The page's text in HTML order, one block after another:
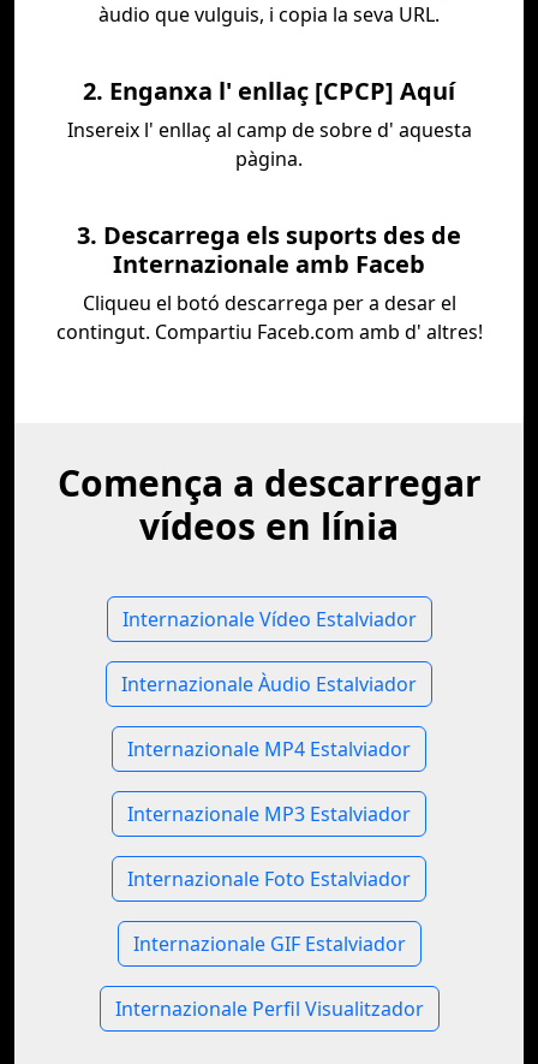
àudio que vulguis, i copia la seva URL.
2. Enganxa l' enllaç [CPCP] Aquí
Insereix l' enllaç al camp de sobre d' aquesta
pàgina.
3. Descarrega els suports des de
Internazionale amb Faceb
Cliqueu el botó descarrega per a desar el
contingut. Compartiu Faceb.com amb d' altres!
Comença a descarregar
vídeos en línia
Internazionale Vídeo Estalviador
Internazionale Àudio Estalviador
Internazionale MP4 Estalviador
Internazionale MP3 Estalviador
Internazionale Foto Estalviador
Internazionale GIF Estalviador
Internazionale Perfil Visualitzador